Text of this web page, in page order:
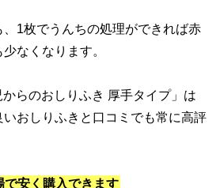
1枚でうんちの処理ができれば赤
なくなります。
からのおしりふき 厚手タイプ」は
おしりふきと口コミでも常に高評
安く購入できます